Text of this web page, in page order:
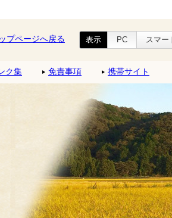
プページへ戻る 表示 PC スマー
ク集 免責事項 携帯サイト